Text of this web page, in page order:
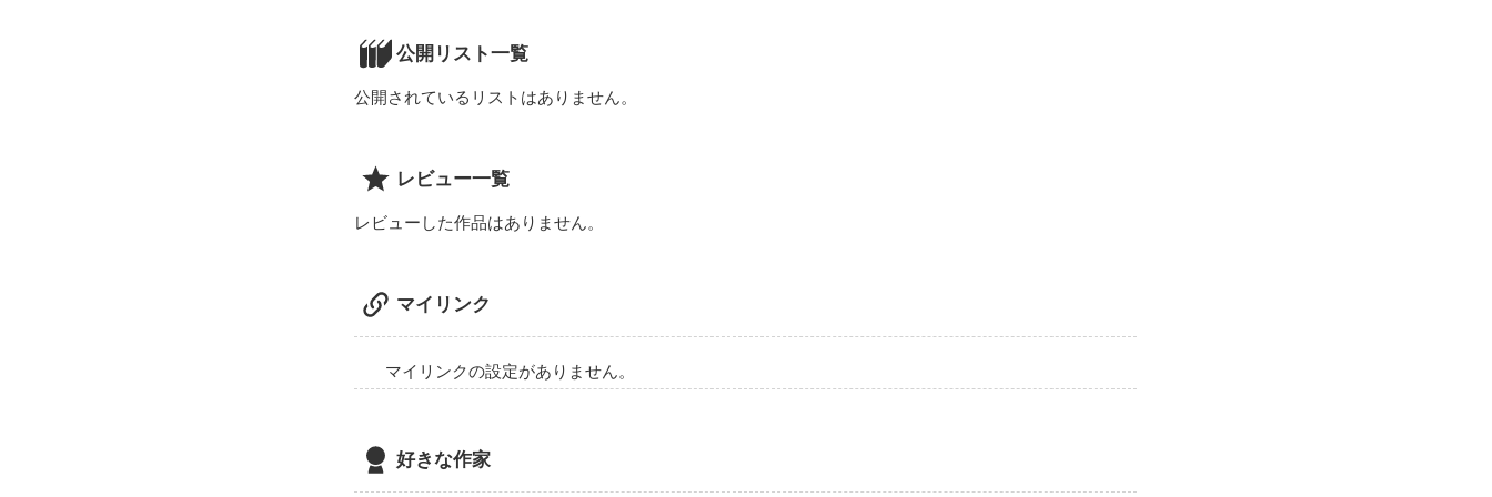
公開リスト一覧
公開されているリストはありません。
レビュー一覧
レビューした作品はありません。
マイリンク
マイリンクの設定がありません。
好きな作家